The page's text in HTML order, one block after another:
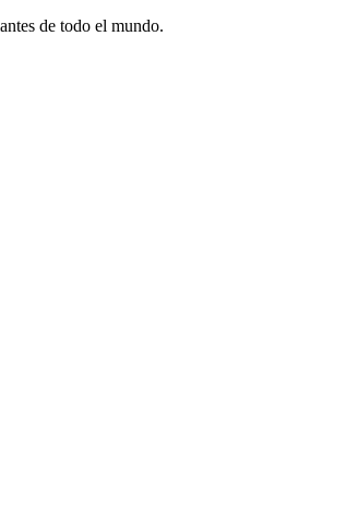
de todo el mundo.